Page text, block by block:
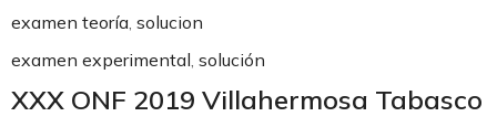
examen teoría, solucion
examen experimental, solución
XXX ONF 2019 Villahermosa Tabasco